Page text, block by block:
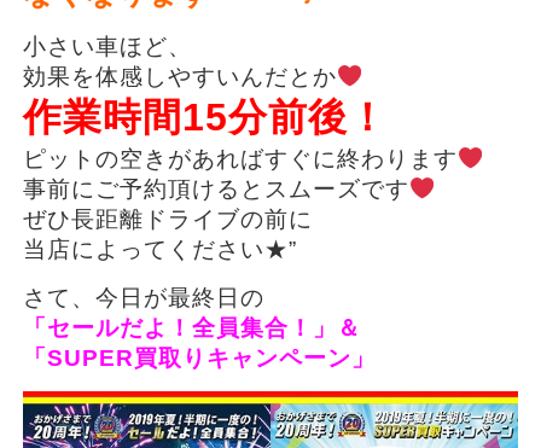
小さい車ほど、
効果を体感しやすいんだとか
作業時間15分前後！
ピットの空きがあればすぐに終わります
事前にご予約頂けるとスムーズです
ぜひ長距離ドライブの前に
当店によってください★”
さて、今日が最終日の
「セールだよ！全員集合！」＆
「SUPER買取りキャンペーン」